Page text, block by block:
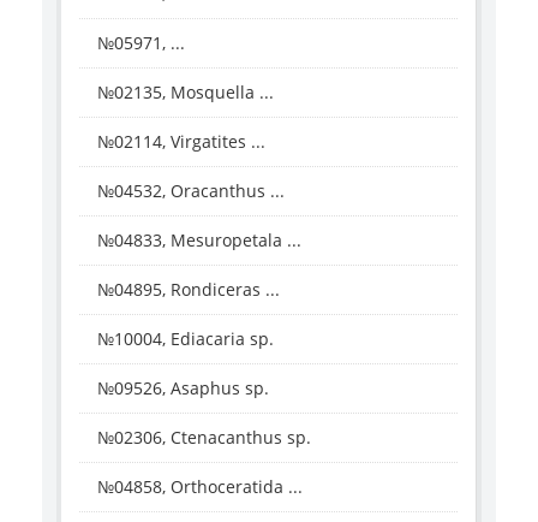
№05971, ...
№02135, Mosquella ...
№02114, Virgatites ...
№04532, Oracanthus ...
№04833, Mesuropetala ...
№04895, Rondiceras ...
№10004, Ediacaria sp.
№09526, Asaphus sp.
№02306, Ctenacanthus sp.
№04858, Orthoceratida ...